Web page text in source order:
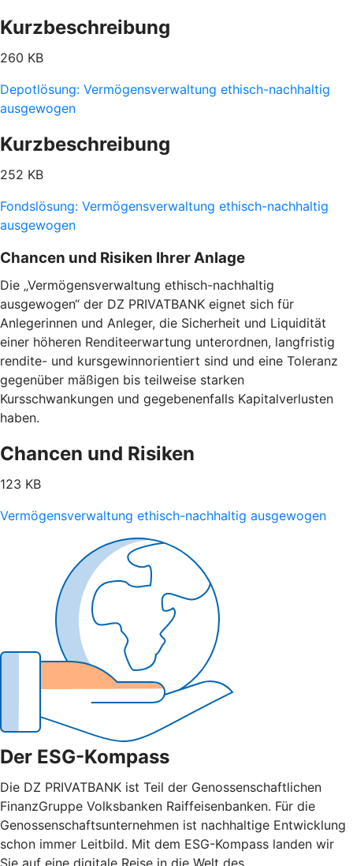
Kurzbeschreibung
260 KB
Depotlösung: Vermögensverwaltung ethisch-nachhaltig
ausgewogen
Kurzbeschreibung
252 KB
Fondslösung: Vermögensverwaltung ethisch-nachhaltig
ausgewogen
Chancen und Risiken Ihrer Anlage
Die „Vermögensverwaltung ethisch-nachhaltig
ausgewogen“ der DZ PRIVATBANK eignet sich für
Anlegerinnen und Anleger, die Sicherheit und Liquidität
einer höheren Renditeerwartung unterordnen, langfristig
rendite- und kursgewinnorientiert sind und eine Toleranz
gegenüber mäßigen bis teilweise starken
Kursschwankungen und gegebenenfalls Kapitalverlusten
haben.
Chancen und Risiken
123 KB
Vermögensverwaltung ethisch-nachhaltig ausgewogen
Der ESG-Kompass
Die DZ PRIVATBANK ist Teil der Genossenschaftlichen
FinanzGruppe Volksbanken Raiffeisenbanken. Für die
Genossenschaftsunternehmen ist nachhaltige Entwicklung
schon immer Leitbild. Mit dem ESG-Kompass landen wir
Sie auf eine digitale Reise in die Welt des